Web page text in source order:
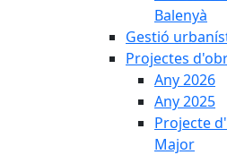
Balenyà
Gestió
Projectes
Any 2026
Any 2025
Projecte
Major